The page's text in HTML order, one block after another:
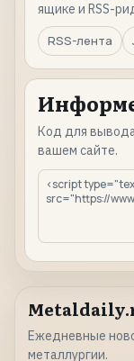
ящике и RSS-
RSS-лента
Код для
вашем сайте.
Ежедневные
металлургии.